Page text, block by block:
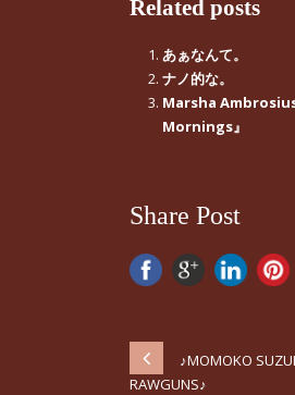
Related posts
あぁなんて。
ナノ的な。
Marsha
Mornings』
Share Post
♪MOMOKO
RAWGUNS♪